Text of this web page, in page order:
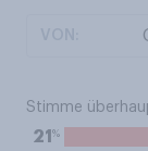
Stimme
21 %